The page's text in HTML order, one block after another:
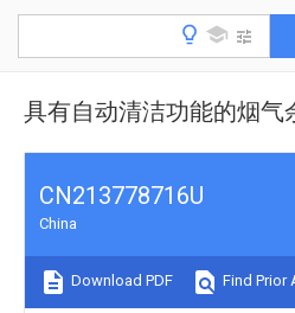
具有自动清洁功能的烟气
CN213778716U
China
Download PDF Find Prior